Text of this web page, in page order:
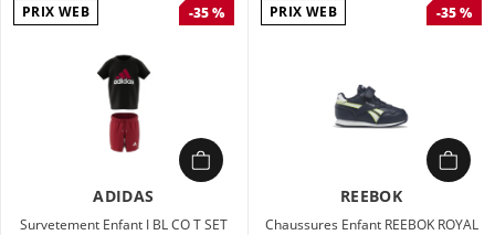
PRIX WEB -35 %
ADIDAS
Survetement Enfant I BL CO T SET
PRIX WEB -35 %
REEBOK
Chaussures Enfant REEBOK ROYAL